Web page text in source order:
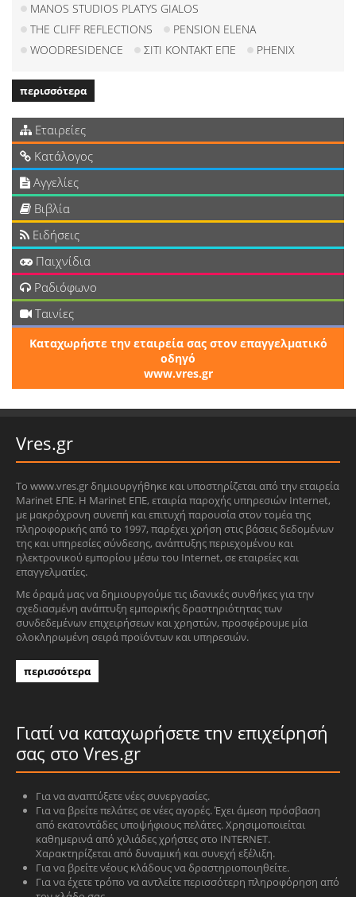
MANOS STUDIOS PLATYS GIALOS
THE CLIFF REFLECTIONS
PENSION ELENA
WOODRESIDENCE
ΣΙΤΙ ΚΟΝΤΑΚΤ ΕΠΕ PHENIX
περισσότερα
Εταιρείες
Κατάλογος
Αγγελίες
Βιβλία
Ειδήσεις
Παιχνίδια
Ραδιόφωνο
Ταινίες
Καταχωρήστε την εταιρεία σας στον επαγγελματικό
οδηγό
www.vres.gr
Vres.gr
Το www.vres.gr δημιουργήθηκε και υποστηρίζεται από την εταιρεία
Marinet ΕΠΕ. Η Marinet ΕΠΕ, εταιρία παροχής υπηρεσιών Internet,
με μακρόχρονη συνεπή και επιτυχή παρουσία στον τομέα της
πληροφορικής από το 1997, παρέχει χρήση στις βάσεις δεδομένων
της και υπηρεσίες σύνδεσης, ανάπτυξης περιεχομένου και
ηλεκτρονικού εμπορίου μέσω του Internet, σε εταιρείες και
επαγγελματίες.
Με όραμά μας να δημιουργούμε τις ιδανικές συνθήκες για την
σχεδιασμένη ανάπτυξη εμπορικής δραστηριότητας των
συνδεδεμένων επιχειρήσεων και χρηστών, προσφέρουμε μία
ολοκληρωμένη σειρά προϊόντων και υπηρεσιών.
περισσότερα
Γιατί να καταχωρήσετε την επιχείρησή
σας στο Vres.gr
Για να αναπτύξετε νέες συνεργασίες.
Για να βρείτε πελάτες σε νέες αγορές. Έχει άμεση πρόσβαση
από εκατοντάδες υποψήφιους πελάτες. Χρησιμοποιείται
καθημερινά από χιλιάδες χρήστες στο INTERNET.
Χαρακτηρίζεται από δυναμική και συνεχή εξέλιξη.
Για να βρείτε νέους κλάδους να δραστηριοποιηθείτε.
Για να έχετε τρόπο να αντλείτε περισσότερη πληροφόρηση από